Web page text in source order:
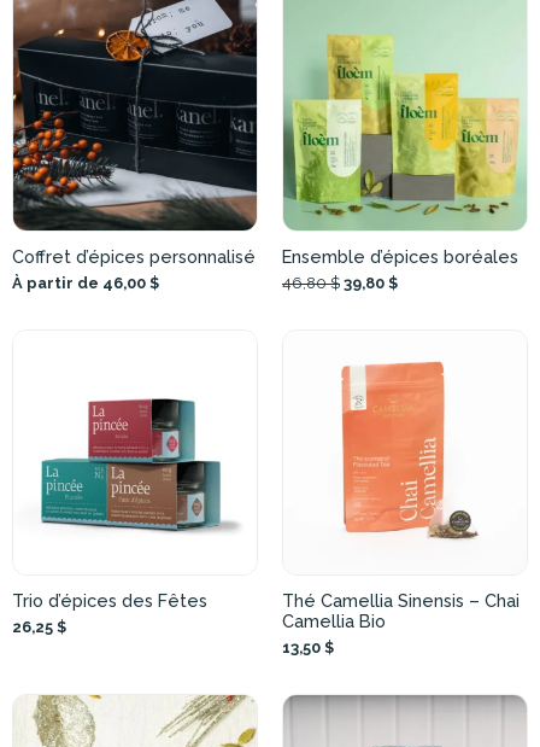
Coffret d’épices personnalisé
À partir de 46,00 $
Ensemble d’épices boréales
46,80 $ 39,80 $
Trio d’épices des Fêtes
26,25 $
Thé Camellia Sinensis – Chai
Camellia Bio
13,50 $